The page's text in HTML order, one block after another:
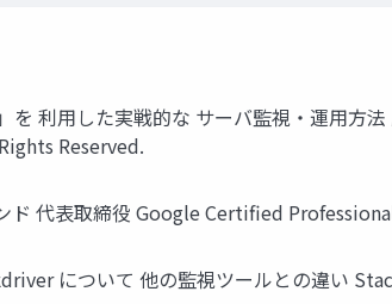
を 利用した実戦的な サーバ監視・運用
Reserved.
ド 代表取締役 Google Certified
について 他の監視ツールとの違い